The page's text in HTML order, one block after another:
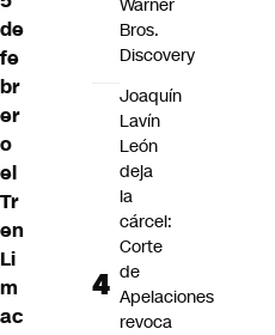
de
fe
br
er
o
el
Tr
en
Li
m
ac
Warner
Bros.
Discovery
Joaquín
Lavín
León
deja
la
cárcel:
Corte
de
Apelaciones
revoca